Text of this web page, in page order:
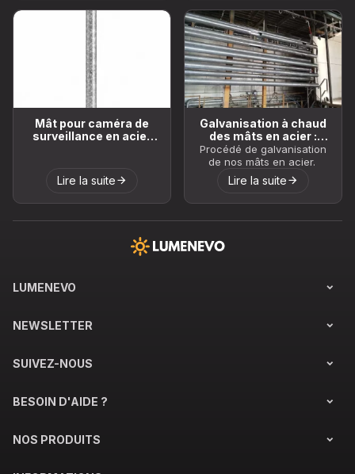
Mât pour caméra de
surveillance en acier
Lire la suite
Galvanisation à chaud
des mâts en acier :
protection durable
contre la corrosion
Procédé de galvanisation
de nos mâts en acier.
Lire la suite
NEWSLETTER
SUIVEZ-NOUS
LUMENEVO
BESOIN D'AIDE ?
NOS PRODUITS